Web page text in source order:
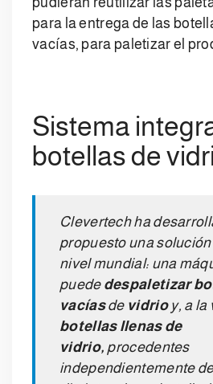
para la entrega de las
vacías, para paletizar el
Sistema
botellas de
Clevertech ha
propuesto una
nivel mundial: una
puede despaletizar
vacíasde vidrio y, a la
botellas llenas de
vidrio, procedentes
independientemente